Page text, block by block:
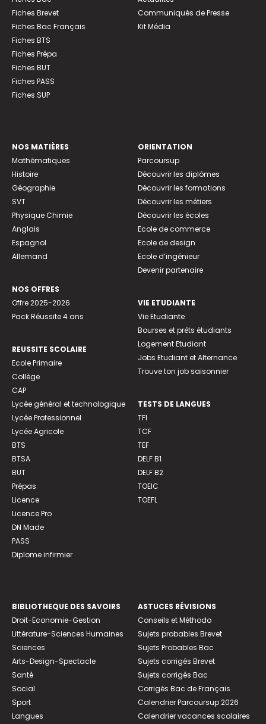
Fiches Brevet
Fiches Bac Français
Fiches BTS
Fiches Prépa
Fiches BUT
Fiches PASS
Fiches SUP
Communiqués de Presse
Kit Média
NOS MATIÈRES
Mathématiques
Histoire
Géographie
SVT
Physique Chimie
Anglais
Espagnol
Allemand
NOS OFFRES
Offre 2025-2026
Pack Réussite 4 ans
REUSSITE SCOLAIRE
Ecole Primaire
Collège
CAP
Lycée général et technologique
Lycée Professionnel
Lycée Agricole
BTS
BTSA
BUT
Prépas
Licence
Licence Pro
DN Made
PASS
Diplome infirmier
ORIENTATION
Parcoursup
Découvrir les diplômes
Découvrir les formations
Découvrir les métiers
Découvrir les écoles
Ecole de commerce
Ecole de design
Ecole d’ingénieur
Devenir partenaire
VIE ETUDIANTE
Vie Etudiante
Bourses et prêts étudiants
Logement Etudiant
Jobs Etudiant et Alternance
Trouve ton job saisonnier
TESTS DE LANGUES
TFI
TCF
TEF
DELF B1
DELF B2
TOEIC
TOEFL
BIBLIOTHEQUE DES SAVOIRS
Droit-Economie-Gestion
Littérature-Sciences Humaines
Sciences
Arts-Design-Spectacle
Santé
Social
Sport
Langues
ASTUCES RÉVISIONS
Conseils et Méthodo
Sujets probables Brevet
Sujets Probables Bac
Sujets corrigés Brevet
Sujets corrigés Bac
Corrigés Bac de Français
Calendrier Parcoursup 2026
Calendrier vacances scolaires